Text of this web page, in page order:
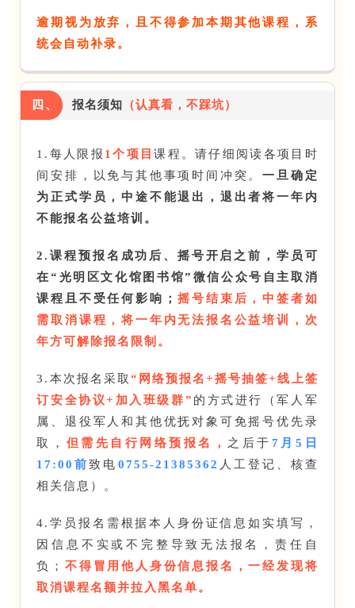
逾期视为放弃，且不得参加本期其他课程，系
统会自动补录。
四、 报名须知 （认真看，不踩坑）
1.每人限报 1个项目课程。请仔细阅读各项目时
间安排，以免与其他事项时间冲突。一旦确定
为正式学员，中途不能退出，退出者将一年内
不能报名公益培训。
2.课程预报名成功后、摇号开启之前，学员可
在“光明区文化馆图书馆”微信公众号自主取消
课程且不受任何影响； 摇号结束后，中签者如
需取消课程，将一年内无法报名公益培训，次
年方可解除报名限制。
3.本次报名采取 “网络预报名+摇号抽签+线上签
订安全协议+加入班级群” 的方式进行（军人军
属、退役军人和其他优抚对象可免摇号优先录
取， 但需先自行网络预报名， 之后于 7月5日
17:00 前致电 0755-21385362 人工登记、核查
相关信息）。
4.学员报名需根据本人身份证信息如实填写，
因信息不实或不完整导致无法报名，责任自
负； 不得冒用他人身份信息报名，一经发现将
取消课程名额并拉入黑名单。